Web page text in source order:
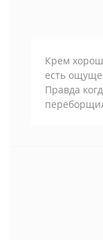
Крем
есть
Правда